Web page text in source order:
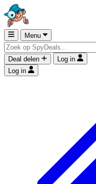
Menu
Deal delen
Log in
Log in